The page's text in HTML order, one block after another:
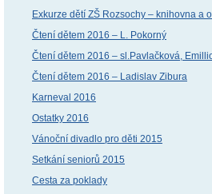
Exkurze dětí ZŠ Rozsochy – knihovna a
Čtení dětem 2016 – L. Pokorný
Čtení dětem 2016 – sl.Pavlačková,
Čtení dětem 2016 – Ladislav Zibura
Karneval 2016
Ostatky 2016
Vánoční divadlo pro děti 2015
Setkání seniorů 2015
Cesta za poklady